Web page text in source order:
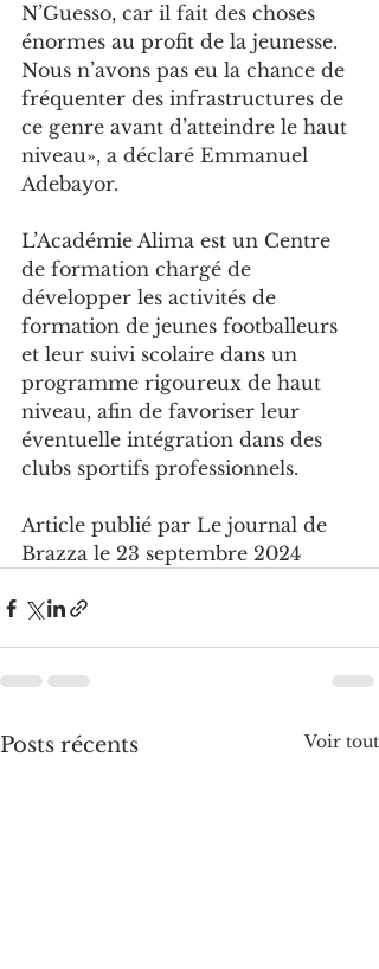
N’Guesso, car il fait des choses
énormes au profit de la jeunesse.
Nous n’avons pas eu la chance de
fréquenter des infrastructures de
ce genre avant d’atteindre le haut
niveau», a déclaré Emmanuel
Adebayor.
L’Académie Alima est un Centre
de formation chargé de
développer les activités de
formation de jeunes footballeurs
et leur suivi scolaire dans un
programme rigoureux de haut
niveau, afin de favoriser leur
éventuelle intégration dans des
clubs sportifs professionnels.
Article publié par Le journal de
Brazza le 23 septembre 2024
Posts récents Voir tout